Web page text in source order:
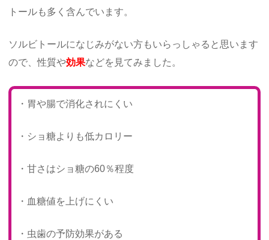
トールも多く含んでいます。
ソルビトールになじみがない方もいらっしゃると思います
ので、性質や効果などを見てみました。
・胃や腸で消化されにくい
・ショ糖よりも低カロリー
・甘さはショ糖の60％程度
・血糖値を上げにくい
・虫歯の予防効果がある